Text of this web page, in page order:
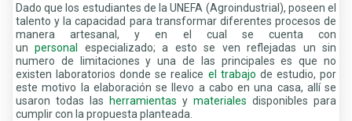
Dado que los estudiantes de la UNEFA (Agroindustrial), poseen el
talento y la capacidad para transformar diferentes procesos de
manera artesanal, y en el cual se cuenta con
unpersonal especializado; a esto se ven reflejadas un sin
numero de limitaciones y una de las principales es que no
existen laboratorios donde se realice el trabajo de estudio, por
este motivo la elaboración se llevo a cabo en una casa, allí se
usaron todas las herramientas y materiales disponibles para
cumplir con la propuesta planteada.